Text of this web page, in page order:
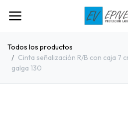
Todos los productos
Cinta señalización R/B con caja 7
galga 130